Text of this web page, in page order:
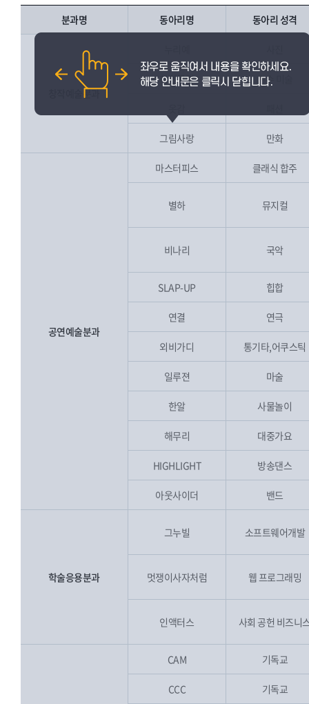
분과명 동아리명 동아리 성격
창작예술분과
하얀공간 순수 미술
그림사랑 만화
공연예술분과
마스터피스 클래식 합주
별하 뮤지컬
비나리 국악
SLAP-UP 힙합
연결 연극
외비가디 통기타,어쿠스틱
일루젼 마술
한알 사물놀이
해무리 대중가요
HIGHLIGHT 방송댄스
아웃사이더 밴드
학술응용분과
그누빌 소프트웨어개발
멋쟁이사자처럼 웹 프로그래밍
인액터스 사회 공헌 비즈니
CAM 기독교
CCC 기독교